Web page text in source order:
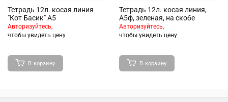
Тетрадь 12л. косая линия
"Кот Басик" А5
Авторизуйтесь,
чтобы увидеть цену
В корзину
Тетрадь 12л. косая линия,
А5ф, зеленая, на скобе
Авторизуйтесь,
чтобы увидеть цену
В корзину